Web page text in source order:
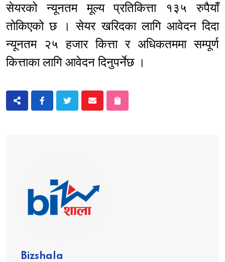
सेयरको न्यूनतम मूल्य प्रतिकित्ता १३५ रुपैयाँ
तोकिएको छ । सेयर खरिदका लागि आवेदन दिदा
न्यूनतम २५ हजार कित्ता र अधिकतममा सम्पूर्ण
कित्ताका लागि आवेदन दिनुपर्नेछ ।
Bizshala